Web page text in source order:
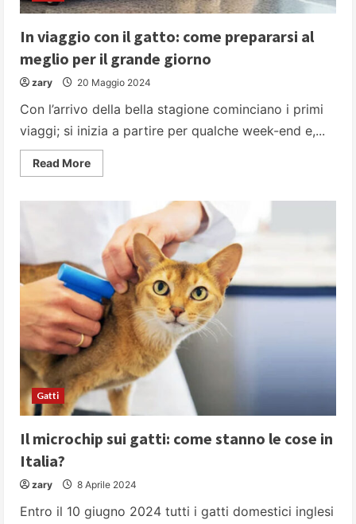
In viaggio con il gatto: come prepararsi al
meglio per il grande giorno
zary 20 Maggio 2024
Con l’arrivo della bella stagione cominciano i primi
viaggi; si inizia a partire per qualche week-end e,...
Read MoreRead
more
gatto:
come
prepararsi
al
meglio
per
il
grande
giorno
Gatti
Il microchip sui gatti: come stanno le cose in
Italia?
zary 8 Aprile 2024
Entro il 10 giugno 2024 tutti i gatti domestici inglesi